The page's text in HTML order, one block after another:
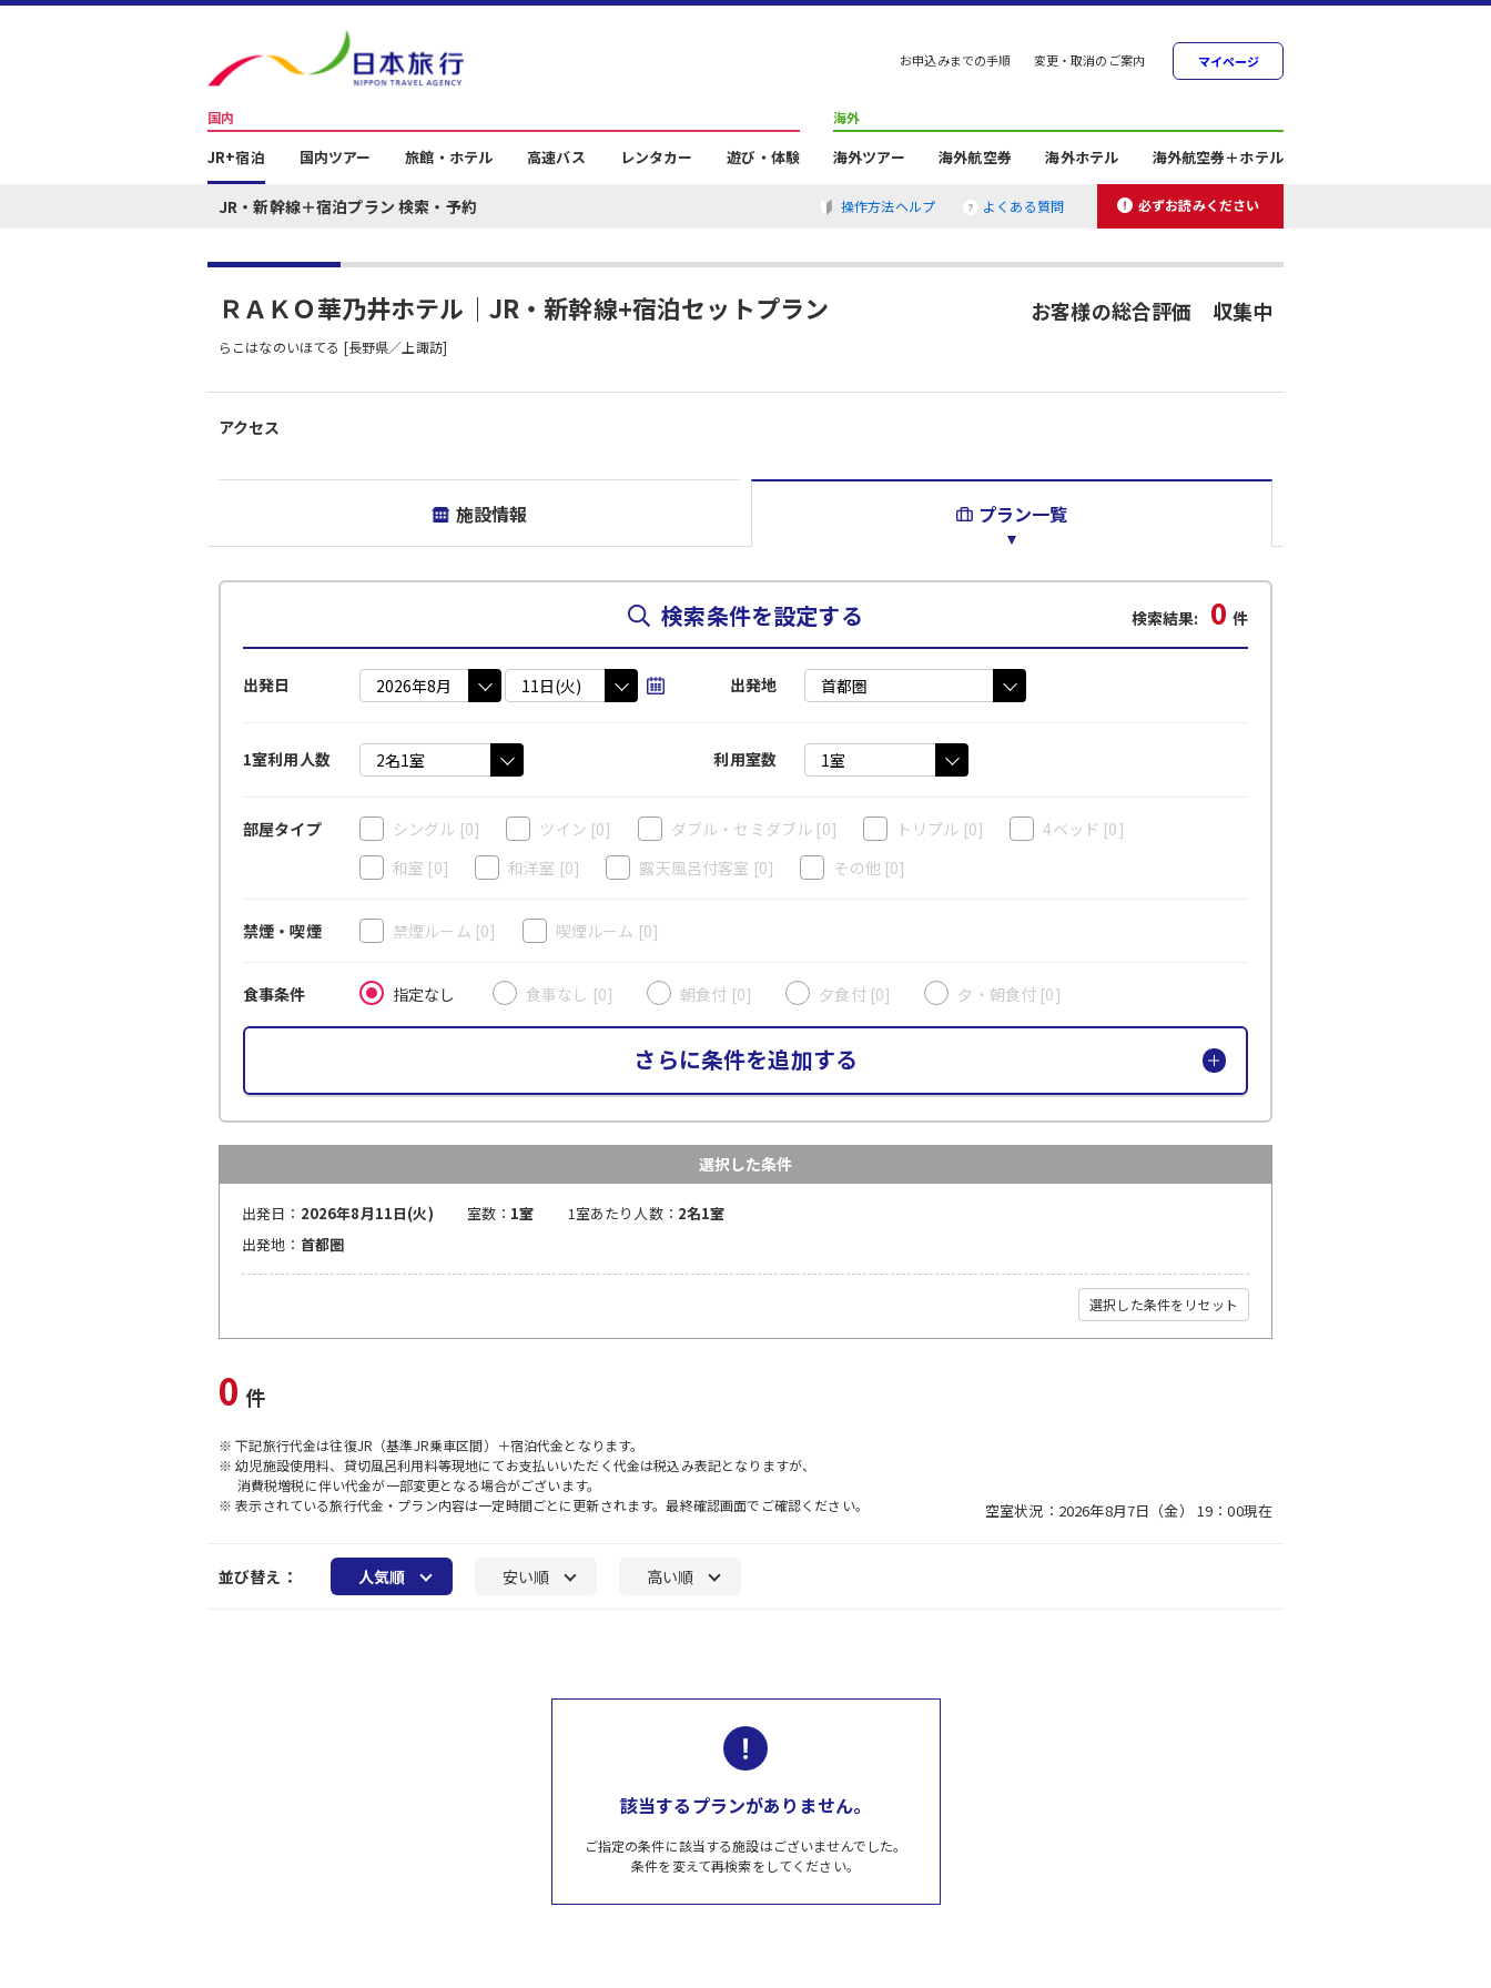
お申込みまでの手順 変更・取消のご案内 マイページ
国内
JR+宿泊 国内ツアー 旅館・ホテル 高速バス レンタカー 遊び・体験
海外
海外ツアー 海外航空券 海外ホテル 海外航空券＋ホテル
JR・新幹線＋宿泊プラン 検索・予約 操作方法ヘルプ よくある質問 必ずお読みください
ＲＡＫＯ華乃井ホテル｜JR・新幹線+宿泊セットプラン
らこはなのいほてる [長野県／上諏訪]
お客様の総合評価 収集中
アクセス
施設情報 プラン一覧
検索条件を設定する 検索結果: 0 件
出発日 出発地
1室利用人数 利用室数
部屋タイプ シングル [0] ツイン [0] ダブル・セミダブル [0] トリプル [0] 4ベッド [0]
和室 [0] 和洋室 [0] 露天風呂付客室 [0] その他[0]
禁煙・喫煙 禁煙ルーム [0] 喫煙ルーム [0]
食事条件 指定なし 食事なし [0] 朝食付 [0] 夕食付 [0] 夕・朝食付 [0]
さらに条件を追加する
選択した条件
出発日： 2026年8月11日(火) 室数： 1室 1室あたり人数： 2名1室
出発地： 首都圏
選択した条件をリセット
0 件
※ 下記旅行代金は往復JR（基準JR乗車区間）＋宿泊代金となります。
※ 幼児施設使用料、貸切風呂利用料等現地にてお支払いいただく代金は税込み表記となりますが、
消費税増税に伴い代金が一部変更となる場合がございます。
※ 表示されている旅行代金・プラン内容は一定時間ごとに更新されます。最終確認画面でご確認ください。
空室状況：2026年8月7日（金） 19：00現在
並び替え： 人気順 安い順 高い順
該当するプランがありません。
ご指定の条件に該当する施設はございませんでした。
条件を変えて再検索をしてください。